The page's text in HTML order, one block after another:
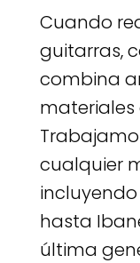
Cuando
guitarras,
combina
materiales
cualquier
incluyendo
hasta
última